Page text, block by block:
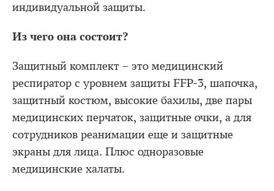
индивидуальной защиты.
Из чего она состоит?
Защитный комплект – это медицинский
респиратор с уровнем защиты FFP-3, шапочка,
защитный костюм, высокие бахилы, две пары
медицинских перчаток, защитные очки, а для
сотрудников реанимации еще и защитные
экраны для лица. Плюс одноразовые
медицинские халаты.